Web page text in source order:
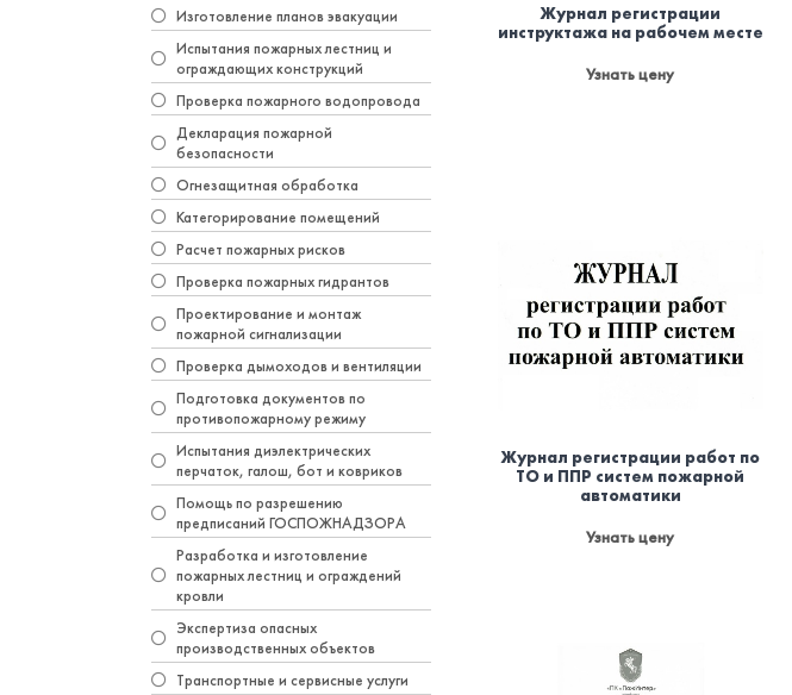
Изготовление планов эвакуации
Испытания пожарных лестниц и
ограждающих конструкций
Проверка пожарного водопровода
Декларация пожарной
безопасности
Огнезащитная обработка
Категорирование помещений
Расчет пожарных рисков
Проверка пожарных гидрантов
Проектирование и монтаж
пожарной сигнализации
Проверка дымоходов и вентиляции
Подготовка документов по
противопожарному режиму
Испытания диэлектрических
перчаток, галош, бот и ковриков
Помощь по разрешению
предписаний ГОСПОЖНАДЗОРА
Разработка и изготовление
пожарных лестниц и ограждений
кровли
Экспертиза опасных
производственных объектов
Транспортные и сервисные услуги
Журнал регистрации
инструктажа на рабочем месте
Узнать цену
Журнал регистрации работ по
ТО и ППР систем пожарной
автоматики
Узнать цену